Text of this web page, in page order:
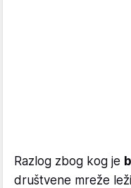
Razlog zbog kog je
društvene mreže